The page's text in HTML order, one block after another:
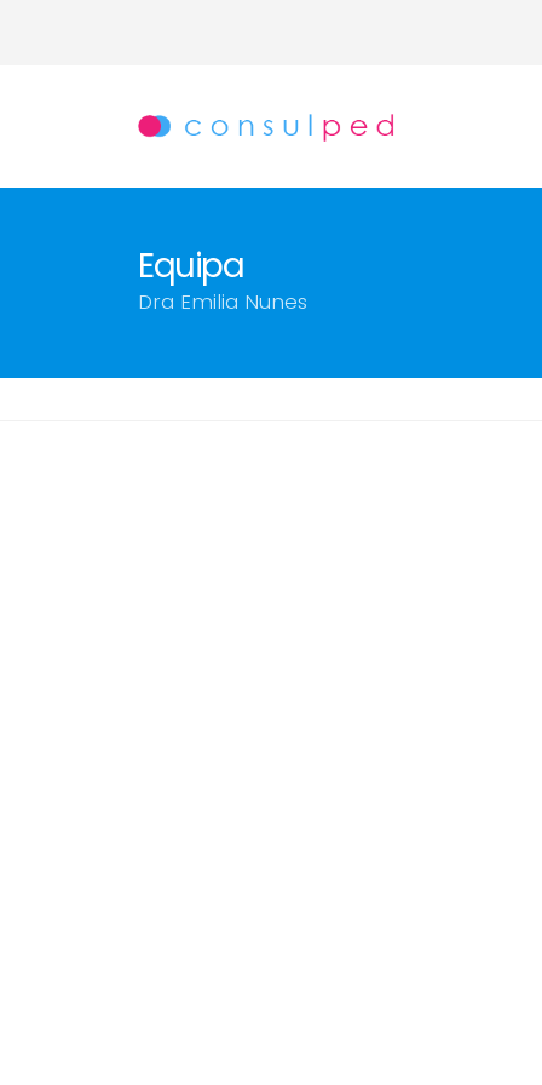
Equipa
Dra Emilia Nunes